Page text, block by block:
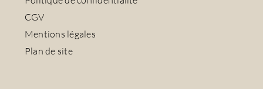
CGV
Mentions légales
Plan de site